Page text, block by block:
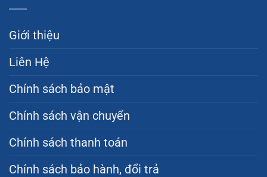
Giới thiệu
Liên Hệ
Chính sách bảo mật
Chính sách vận chuyển
Chính sách thanh toán
Chính sách bảo hành, đổi trả